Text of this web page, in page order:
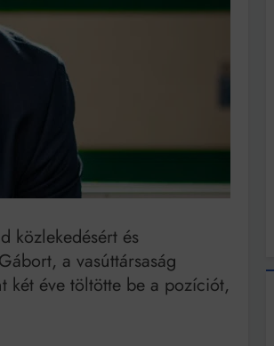
Az öregség nem csak ránc?
Pradát visel. De te miért öltözöl hozzá?
Zsigmond: falusi író vagy boncmester?
uralni – de nem csak a 80-as években
akkor működik, ha jól van felújítva
közlekedésért és
a vasúttársaság
két éve töltötte be a pozíciót,